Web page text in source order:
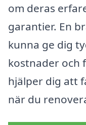
om deras
garantier. En
kunna ge dig
kostnader och
hjälper dig att
när du